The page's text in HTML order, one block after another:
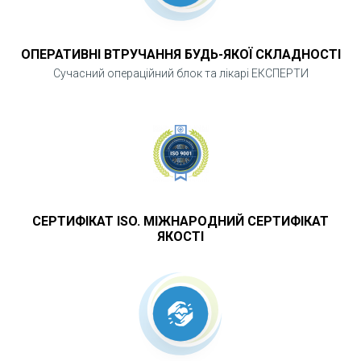
відрізняється від очної
Безпечно
КОНСУЛЬТАЦІЮ?
Натісніть "Записатись"
Оберіть дату та час. Отримати
консультацію можна у зручний час після
узгодження з оператором нашого
ОПЕРАТИВНІ ВТРУЧАННЯ БУДЬ-ЯКОЇ СКЛАДНОСТІ
Сучасний операційний блок та лікарі ЕКСПЕРТИ
СЕРТИФІКАТ ISO. МІЖНАРОДНИЙ СЕРТИФІКАТ
ЯКОСТІ